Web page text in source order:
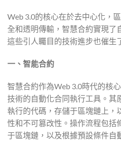
Web 3.0的核心在於去中心化，
全和透明傳輸，智慧合約實現了
這些引人矚目的技術進步也催生
一、智能合約
智慧合約作為Web 3.0時代的核
技術的自動化合同執行工具。其
執行的代碼，存儲于區塊鏈上，
性和不可篡改性。操作流程包括
于區塊鏈，以及根據預設條件自